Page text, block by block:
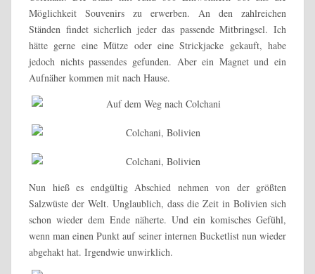
Möglichkeit Souvenirs zu erwerben. An den zahlreichen
Ständen findet sicherlich jeder das passende Mitbringsel. Ich
hätte gerne eine Mütze oder eine Strickjacke gekauft, habe
jedoch nichts passendes gefunden. Aber ein Magnet und ein
Aufnäher kommen mit nach Hause.
Nun hieß es endgültig Abschied nehmen von der größten
Salzwüste der Welt. Unglaublich, dass die Zeit in Bolivien sich
schon wieder dem Ende näherte. Und ein komisches Gefühl,
wenn man einen Punkt auf seiner internen Bucketlist nun wieder
abgehakt hat. Irgendwie unwirklich.